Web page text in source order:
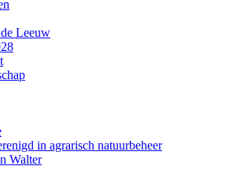
Leeuw
in agrarisch natuurbeheer
Walter